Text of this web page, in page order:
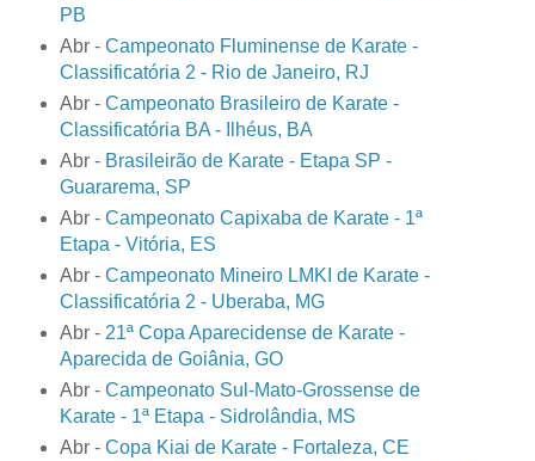
PB
Abr - Campeonato Fluminense de Karate -
Classificatória 2 - Rio de Janeiro, RJ
Abr - Campeonato Brasileiro de Karate -
Classificatória BA - Ilhéus, BA
Abr - Brasileirão de Karate - Etapa SP -
Guararema, SP
Abr - Campeonato Capixaba de Karate - 1ª
Etapa - Vitória, ES
Abr - Campeonato Mineiro LMKI de Karate -
Classificatória 2 - Uberaba, MG
Abr - 21ª Copa Aparecidense de Karate -
Aparecida de Goiânia, GO
Abr - Campeonato Sul-Mato-Grossense de
Karate - 1ª Etapa - Sidrolândia, MS
Abr - Copa Kiai de Karate - Fortaleza, CE